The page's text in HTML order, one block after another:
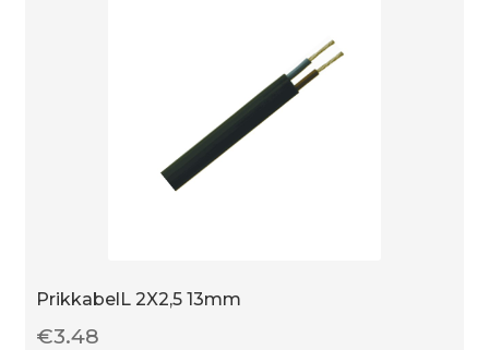
PrikkabelL 2X2,5 13mm
€3.48